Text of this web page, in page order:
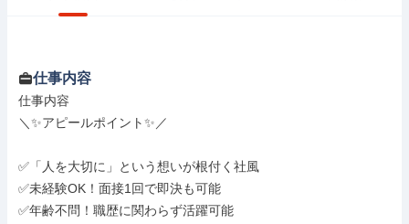
仕事内容
仕事内容
＼✨アピールポイント✨／
✅「人を大切に」という想いが根付く社風
✅未経験OK！面接1回で即決も可能
✅年齢不問！職歴に関わらず活躍可能